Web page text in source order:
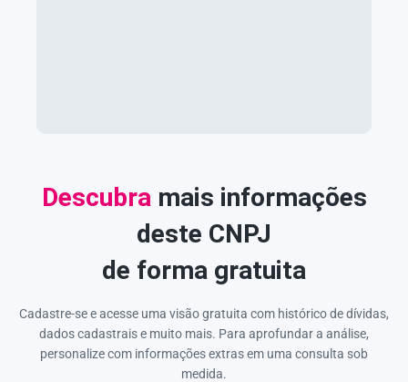
Descubra mais informações
deste CNPJ
de forma gratuita
Cadastre-se e acesse uma visão gratuita com histórico de dívidas,
dados cadastrais e muito mais. Para aprofundar a análise,
personalize com informações extras em uma consulta sob
medida.